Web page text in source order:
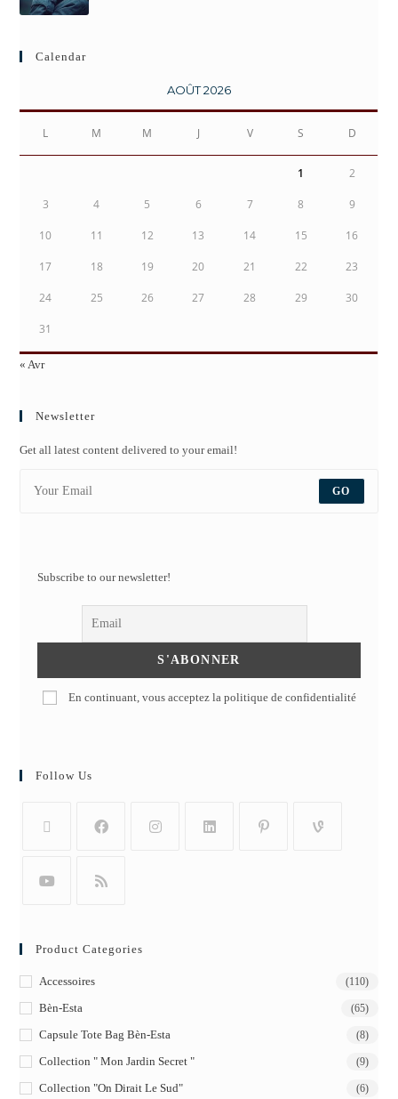
Calendar
AOÛT 2026
L M M J V S D
1 2
3 4 5 6 7 8 9
10 11 12 13 14 15 16
17 18 19 20 21 22 23
24 25 26 27 28 29 30
31
« Avr
Newsletter
Get all latest content delivered to your email!
GO
Subscribe to our newsletter!
En continuant, vous acceptez la politique de confidentialité
Follow Us
Product Categories
Accessoires (110)
Bèn-Esta (65)
Capsule Tote Bag Bèn-Esta (8)
Collection " Mon Jardin Secret " (9)
Collection "On Dirait Le Sud" (6)